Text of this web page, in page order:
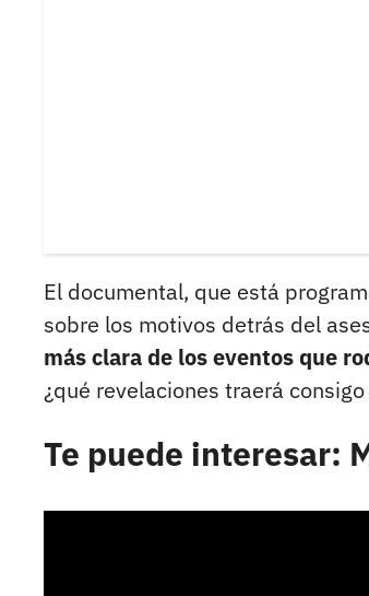
El documental, que está
sobre los motivos detrás del
más clara de los eventos que
¿qué revelaciones traerá
Te puede interesar: